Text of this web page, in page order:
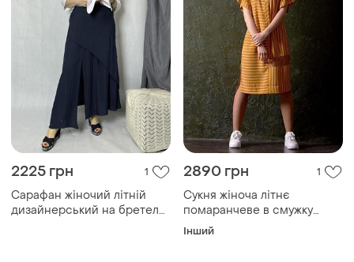
2225 грн 1
Сарафан жіночий літній
дизайнерський на бретелях
2890 грн 1
Сукня жіноча літнє
помаранчеве в смужку
стильне дизайнерське pari
Інший